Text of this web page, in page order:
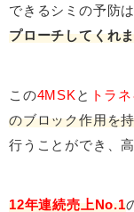
できるシミの予防
プローチしてくれ
この4MSK と トラ
のブロック作用を
行うことができ、
12年連続売上No.1